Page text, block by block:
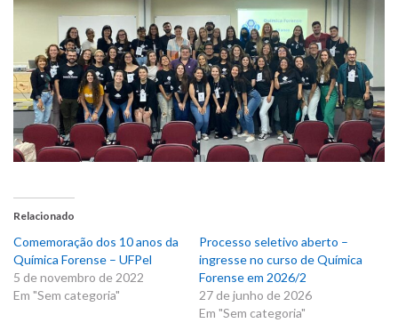
Relacionado
Comemoração dos 10 anos da
Química Forense – UFPel
5 de novembro de 2022
Em "Sem categoria"
Processo seletivo aberto –
ingresse no curso de Química
Forense em 2026/2
27 de junho de 2026
Em "Sem categoria"